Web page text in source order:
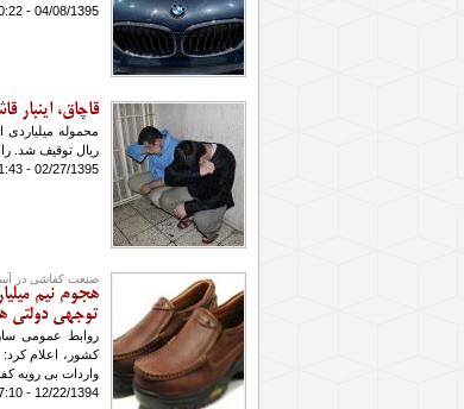
04/08/1395 - 20:22
قاچاق، اینبار
ریال توقیف شد.
02/27/1395 - 21:43
صنعت کفاشی در
هجوم نیم
توجهی دولتی
روابط عمومی
کشور، اعلام
واردات بی رویه کفش 6 هزار کارگر را
12/22/1394 - 17:10